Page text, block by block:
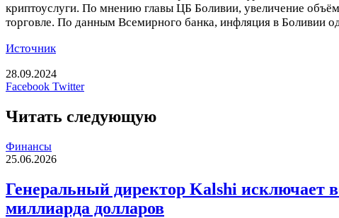
криптоуслуги. По мнению главы ЦБ Боливии, увеличение
торговле. По данным Всемирного банка, инфляция в Боливии
Источник
28.09.2024
Facebook TwitterLinkedIn
Tumblr
Reddit
Вконтакте
Одноклассники
Skype
Messenger
Messenger
WhatsApp
Telegram
Viber
Line
Печатать
Читать следующую
Финансы
25.06.2026
Генеральный директор Kalshi исключает
миллиарда долларов